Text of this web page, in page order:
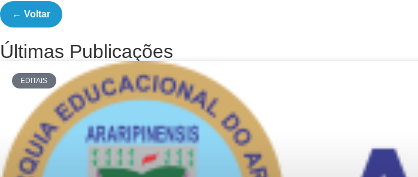
← Voltar
Últimas Publicações
EDITAIS